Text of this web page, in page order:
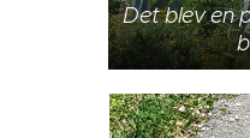
Det blev en